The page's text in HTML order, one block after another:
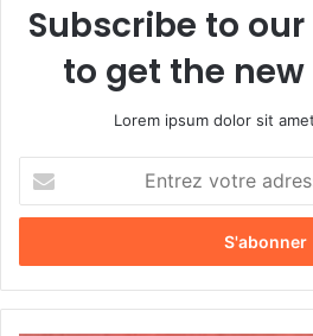
Subscribe to
to get the
Lorem ipsum dolor sit
t
e
z